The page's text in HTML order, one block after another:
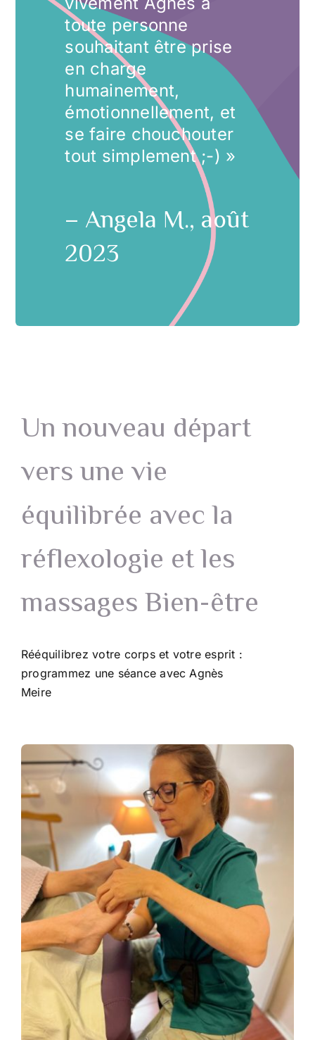
toute personne
souhaitant être prise
en charge
humainement,
émotionnellement, et
se faire chouchouter
tout simplement ;-) »
– Angela M., août
2023
Un nouveau départ
vers une vie
équilibrée avec la
réflexologie et les
massages Bien-être
Rééquilibrez votre corps et votre esprit :
programmez une séance avec Agnès
Meire